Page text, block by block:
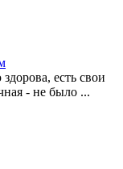
есть свои
- не было ...